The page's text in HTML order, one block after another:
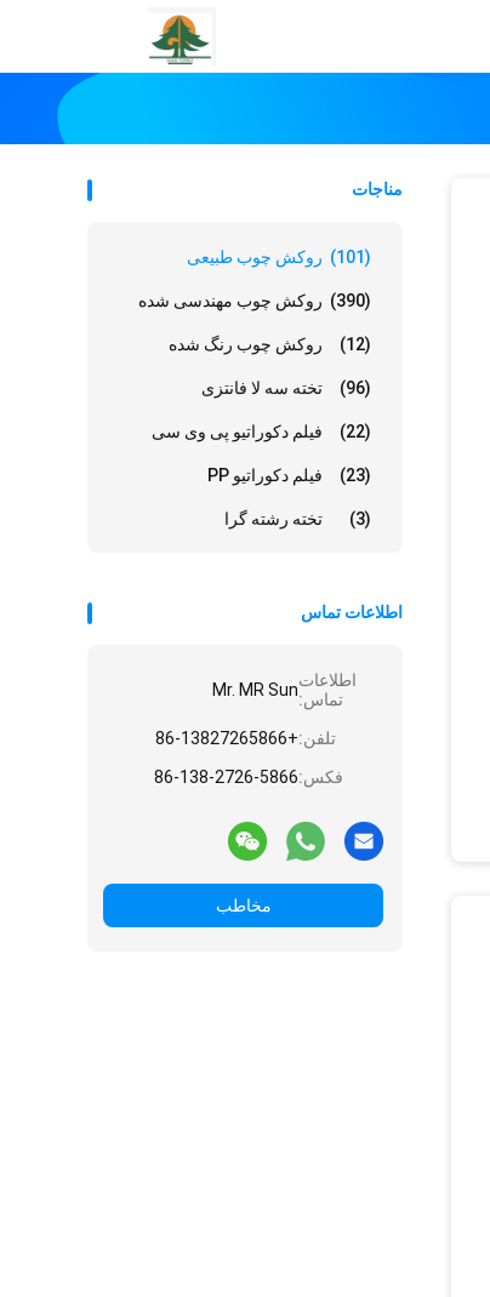
مناجات
روکش چوب طبیعی (101)
روکش چوب مهندسی شده (390)
روکش چوب رنگ شده (12)
تخته سه لا فانتزی (96)
فیلم دکوراتیو پی وی سی (22)
فیلم دکوراتیو PP (23)
تخته رشته گرا (3)
اطلاعات تماس
اطلاعات
تماس:Mr. MR Sun
تلفن:+86-13827265866
فکس:86-138-2726-5866
مخاطب